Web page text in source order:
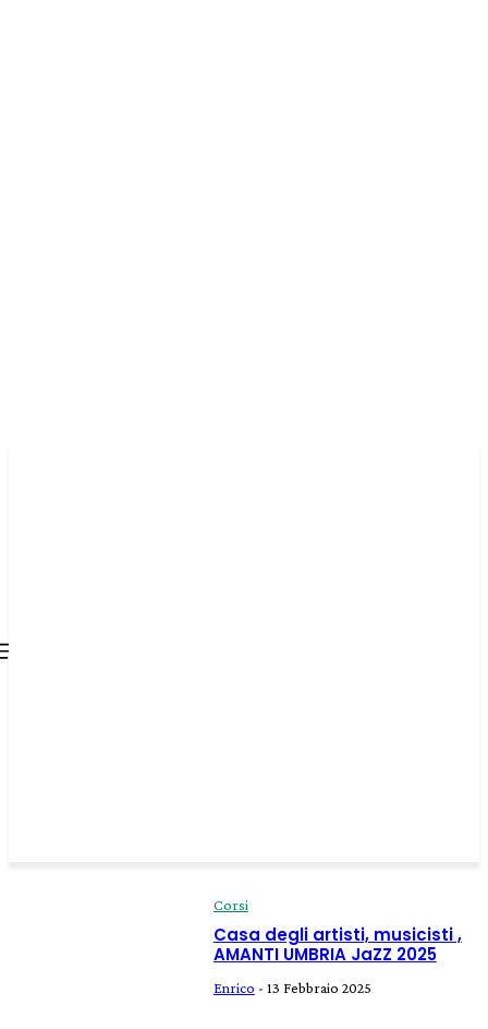
Corsi
Casa degli artisti, musicisti ,
AMANTI UMBRIA JaZZ 2025
Enrico - 13 Febbraio 2025